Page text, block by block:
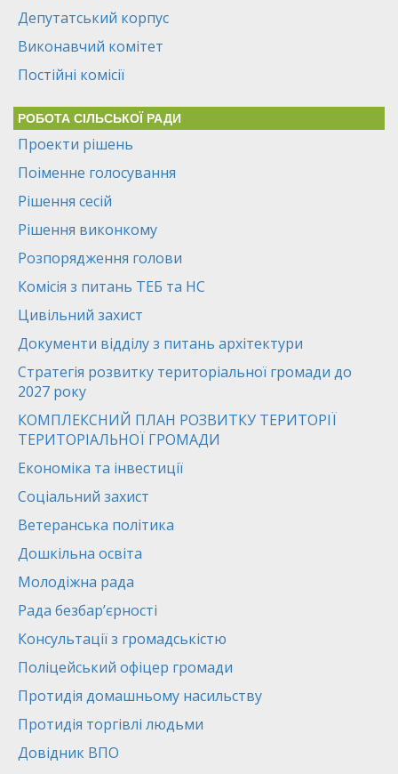
Депутатський корпус
Виконавчий комітет
Постійні комісії
РОБОТА СІЛЬСЬКОЇ РАДИ
Проекти рішень
Поіменне голосування
Рішення сесій
Рішення виконкому
Розпорядження голови
Комісія з питань ТЕБ та НС
Цивільний захист
Документи відділу з питань архітектури
Стратегія розвитку територіальної громади до
2027 року
КОМПЛЕКСНИЙ ПЛАН РОЗВИТКУ ТЕРИТОРІЇ
ТЕРИТОРІАЛЬНОЇ ГРОМАДИ
Економіка та інвестиції
Соціальний захист
Ветеранська політика
Дошкільна освіта
Молодіжна рада
Рада безбар’єрності
Консультації з громадськістю
Поліцейський офіцер громади
Протидія домашньому насильству
Протидія торгівлі людьми
Довідник ВПО